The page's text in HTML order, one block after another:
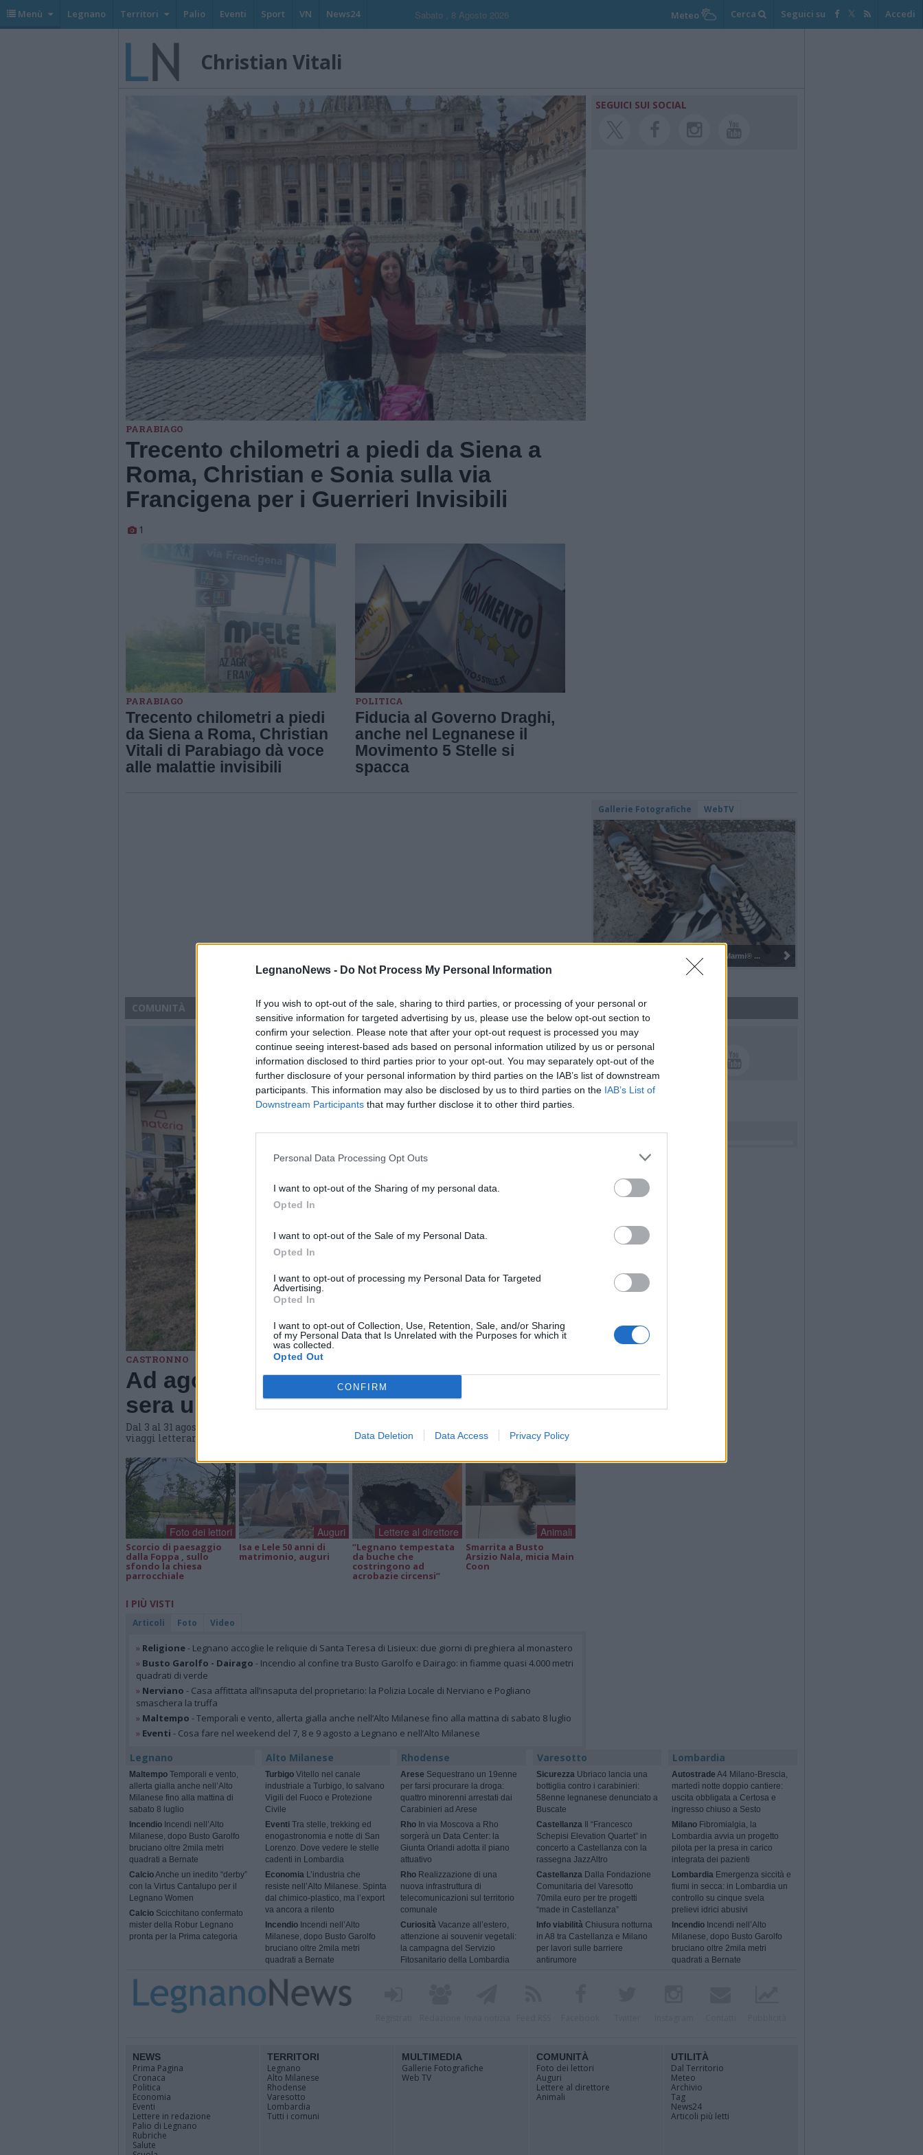
LegnanoNews - Do Not Process My Personal Information
If you wish to opt-out of the sale, sharing to third parties, or processing of your personal or
sensitive information for targeted advertising by us, please use the below opt-out section to
confirm your selection. Please note that after your opt-out request is processed you may
continue seeing interest-based ads based on personal information utilized by us or personal
information disclosed to third parties prior to your opt-out. You may separately opt-out of the
further disclosure of your personal information by third parties on the IAB’s list of downstream
participants. This information may also be disclosed by us to third parties on the IAB’s List of
Downstream Participants that may further disclose it to other third parties.
Personal Data Processing Opt Outs
I want to opt-out of the Sharing of my personal data.
Opted In
I want to opt-out of the Sale of my Personal Data.
Opted In
I want to opt-out of processing my Personal Data for Targeted
Advertising.
Opted In
I want to opt-out of Collection, Use, Retention, Sale, and/or Sharing
of my Personal Data that Is Unrelated with the Purposes for which it
was collected.
Opted Out
CONFIRM
Data Deletion Data Access Privacy Policy
Menù Legnano Territori Palio Eventi Sport VN News24 Sabato , 8 Agosto 2026 Meteo Cerca Seguici su Accedi
Christian Vitali
PARABIAGO
Trecento chilometri a piedi da Siena a
Roma, Christian e Sonia sulla via
Francigena per i Guerrieri Invisibili
1
SEGUICI SUI SOCIAL
PARABIAGO
Trecento chilometri a piedi
da Siena a Roma, Christian
Vitali di Parabiago dà voce
alle malattie invisibili
POLITICA
Fiducia al Governo Draghi,
anche nel Legnanese il
Movimento 5 Stelle si
spacca
Gallerie Fotografiche WebTV
Pulizia del bosco del Rugareto a ...
COMUNITÀ
CASTRONNO
Ad agosto Materia non va in ferie: ogni
sera una proposta per te
Dal 3 al 31 agosto l'hub culturale di Castronno propone un appuntamento diverso ogni sera, tra
viaggi letterari e gastronomici, conversazioni, laboratori creativi, sfide musicali e burraco
Foto dei lettori
Scorcio di paesaggio
dalla Foppa , sullo
sfondo la chiesa
parrocchiale
Auguri
Isa e Lele 50 anni di
matrimonio, auguri
Lettere al direttore
“Legnano tempestata
da buche che
costringono ad
acrobazie circensi”
Animali
Smarrita a Busto
Arsizio Nala, micia Main
Coon
I PIÙ VISTI
Articoli Foto Video
» Religione- Legnano accoglie le reliquie di Santa Teresa di Lisieux: due giorni di preghiera al monastero
» Busto Garolfo - Dairago - Incendio al confine tra Busto Garolfo e Dairago: in fiamme quasi 4.000 metri
quadrati di verde
» Nerviano - Casa affittata all’insaputa del proprietario: la Polizia Locale di Nerviano e Pogliano
smaschera la truffa
» Maltempo - Temporali e vento, allerta gialla anche nell’Alto Milanese fino alla mattina di sabato 8 luglio
» Eventi - Cosa fare nel weekend del 7, 8 e 9 agosto a Legnano e nell’Alto Milanese
SEGUICI SUI SOCIAL
Ricordiamo i nostri cari
Legnano
Maltempo Temporali e vento,
allerta gialla anche nell’Alto
Milanese fino alla mattina di
sabato 8 luglio
Incendio Incendi nell’Alto
Milanese, dopo Busto Garolfo
bruciano oltre 2mila metri
quadrati a Bernate
CalcioAnche un inedito “derby”
con la Virtus Cantalupo per il
Legnano Women
Calcio Scicchitano confermato
mister della Robur Legnano
pronta per la Prima categoria
Alto Milanese
TurbigoVitello nel canale
industriale a Turbigo, lo salvano
Vigili del Fuoco e Protezione
Civile
EventiTra stelle, trekking ed
enogastronomia e notte di San
Lorenzo. Dove vedere le stelle
cadenti in Lombardia
EconomiaL’industria che
resiste nell’Alto Milanese. Spinta
dal chimico-plastico, ma l’export
va ancora a rilento
IncendioIncendi nell’Alto
Milanese, dopo Busto Garolfo
bruciano oltre 2mila metri
quadrati a Bernate
Rhodense
Arese Sequestrano un 19enne
per farsi procurare la droga:
quattro minorenni arrestati dai
Carabinieri ad Arese
Rho In via Moscova a Rho
sorgerà un Data Center: la
Giunta Orlandi adotta il piano
attuativo
Rho Realizzazione di una
nuova infrastruttura di
telecomunicazioni sul territorio
comunale
Curiosità Vacanze all’estero,
attenzione ai souvenir vegetali:
la campagna del Servizio
Fitosanitario della Lombardia
Varesotto
SicurezzaUbriaco lancia una
bottiglia contro i carabinieri:
58enne legnanese denunciato a
Buscate
CastellanzaIl “Francesco
Schepisi Elevation Quartet” in
concerto a Castellanza con la
rassegna JazzAltro
CastellanzaDalla Fondazione
Comunitaria del Varesotto
70mila euro per tre progetti
“made in Castellanza”
Info viabilitàChiusura notturna
in A8 tra Castellanza e Milano
per lavori sulle barriere
antirumore
Lombardia
Autostrade A4 Milano-Brescia,
martedì notte doppio cantiere:
uscita obbligata a Certosa e
ingresso chiuso a Sesto
Milano Fibromialgia, la
Lombardia avvia un progetto
pilota per la presa in carico
integrata dei pazienti
Lombardia Emergenza siccità e
fiumi in secca: in Lombardia un
controllo su cinque svela
prelievi idrici abusivi
Incendio Incendi nell’Alto
Milanese, dopo Busto Garolfo
bruciano oltre 2mila metri
quadrati a Bernate
NEWS
Prima Pagina
Cronaca
Politica
Economia
Eventi
Lettere in redazione
Palio di Legnano
Rubriche
Salute
TERRITORI
Legnano
Alto Milanese
Rhodense
Varesotto
Lombardia
Tutti i comuni
MULTIMEDIA
Gallerie Fotografiche
Web TV
COMUNITÀ
Foto dei lettori
Auguri
Lettere al direttore
Animali
UTILITÀ
Dal Territorio
Meteo
Archivio
Tag
News24
Articoli più letti